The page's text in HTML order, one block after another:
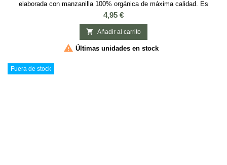
elaborada con manzanilla 100% orgánica de máxima calidad. Es
conocida por sus propiedades calmantes, ayuda a la digestión,
disminuye el estrés y la ansiedad, y puede ser beneficiosa para la salud
ocular y de la piel. Para preparar esta infusión, se recomienda usar 2-3
gramos de...
Precio
4,95 €
 Añadir al carrito
 Últimas unidades en stock
Fuera de stock